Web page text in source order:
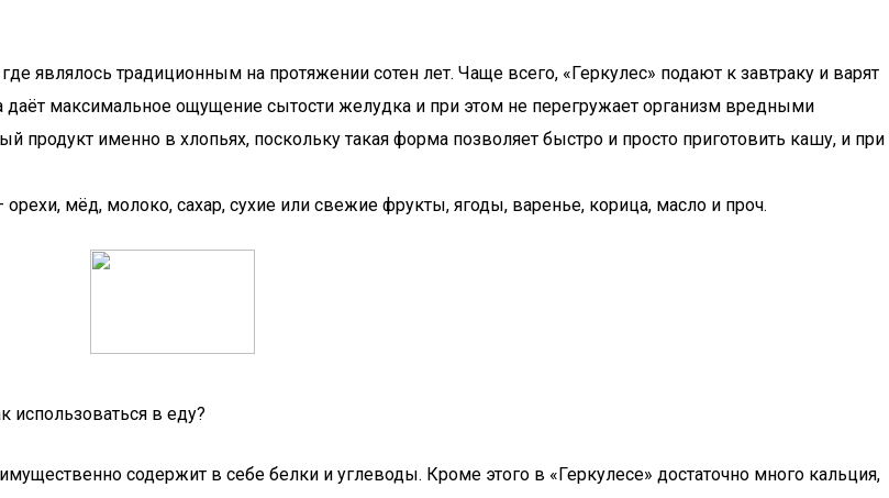
являлось традиционным на протяжении сотен лет. Чаще всего, «Геркулес» подают к завтраку и варят
максимальное ощущение сытости желудка и при этом не перегружает организм вредными
именно в хлопьях, поскольку такая форма позволяет быстро и просто приготовить кашу, и при
мёд, молоко, сахар, сухие или свежие фрукты, ягоды, варенье, корица, масло и проч.
использоваться в еду?
содержит в себе белки и углеводы. Кроме этого в «Геркулесе» достаточно много кальция,